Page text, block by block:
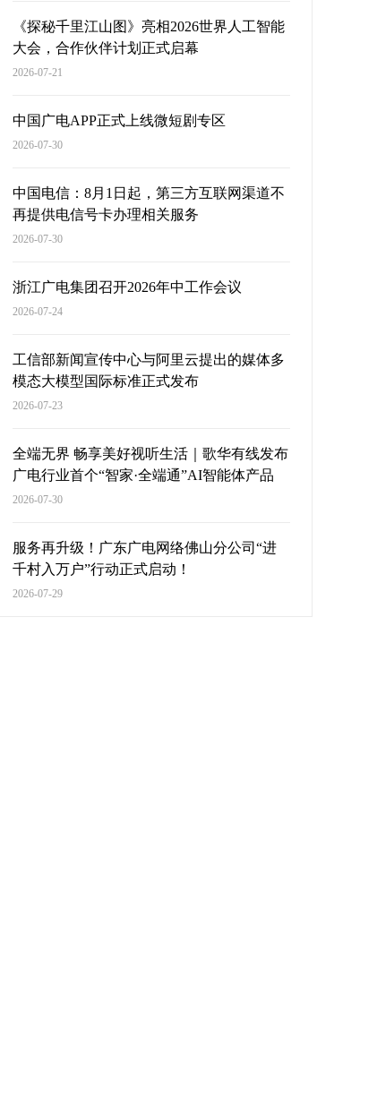
《探秘千里江山图》亮相2026世界人工智能
大会，合作伙伴计划正式启幕
2026-07-21
中国广电APP正式上线微短剧专区
2026-07-30
中国电信：8月1日起，第三方互联网渠道不
再提供电信号卡办理相关服务
2026-07-30
浙江广电集团召开2026年中工作会议
2026-07-24
工信部新闻宣传中心与阿里云提出的媒体多
模态大模型国际标准正式发布
2026-07-23
全端无界 畅享美好视听生活｜歌华有线发布
广电行业首个“智家·全端通”AI智能体产品
2026-07-30
服务再升级！广东广电网络佛山分公司“进
千村入万户”行动正式启动！
2026-07-29